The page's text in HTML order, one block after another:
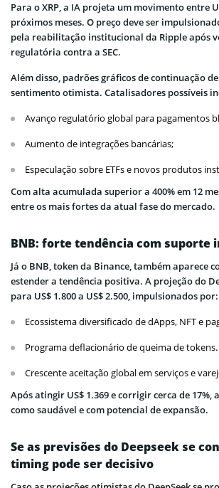
Para o XRP, a IA projeta um movimento entre
próximos meses. O preço deve ser
pela reabilitação institucional da Ripple após
regulatória contra a SEC.
Além disso, padrões gráficos de continuação
sentimento otimista. Catalisadores possíveis
Avanço regulatório global para pagamentos
Aumento de integrações bancárias;
Especulação sobre ETFs e novos produtos
Com alta acumulada superior a 400% em 12
entre os mais fortes da atual fase do mercado.
BNB: forte tendência com suporte
Já o BNB, token da Binance, também aparece
estender a tendência positiva. A projeção do
para US$ 1.800 a US$ 2.500, impulsionados por:
Ecossistema diversificado de dApps, NFT e
Programa deflacionário de queima de tokens.
Crescente aceitação global em serviços e
Após atingir US$ 1.369 e corrigir cerca de 17%,
como saudável e com potencial de expansão.
Se as previsões do Deepseek se
timing pode ser decisivo